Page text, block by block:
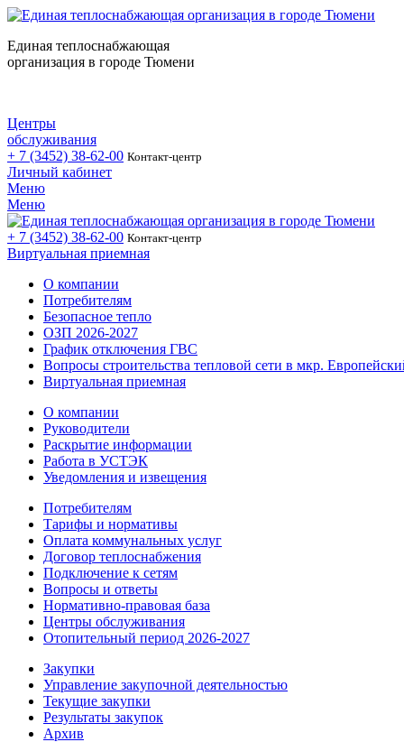
Единая теплоснабжающая
организация в городе Тюмени
Центры
обслуживания
+ 7 (3452) 38-62-00 Контакт-центр
Личный кабинет
Меню
Меню
+ 7 (3452) 38-62-00 Контакт-центр
Виртуальная приемная
О компании
Потребителям
Безопасное тепло
ОЗП 2026-2027
График отключения ГВС
Вопросы строительства тепловой сети в мкр.
Виртуальная приемная
О компании
Руководители
Раскрытие информации
Работа в УСТЭК
Уведомления и извещения
Потребителям
Тарифы и нормативы
Оплата коммунальных услуг
Договор теплоснабжения
Подключение к сетям
Вопросы и ответы
Нормативно-правовая база
Центры обслуживания
Отопительный период 2026-2027
Закупки
Управление закупочной деятельностью
Текущие закупки
Результаты закупок
Архив